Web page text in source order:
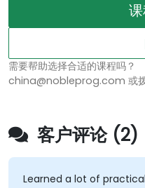
需要帮助选择合适的课程吗？
china@nobleprog.com 或
客户评论 (2)
Learned a lot of